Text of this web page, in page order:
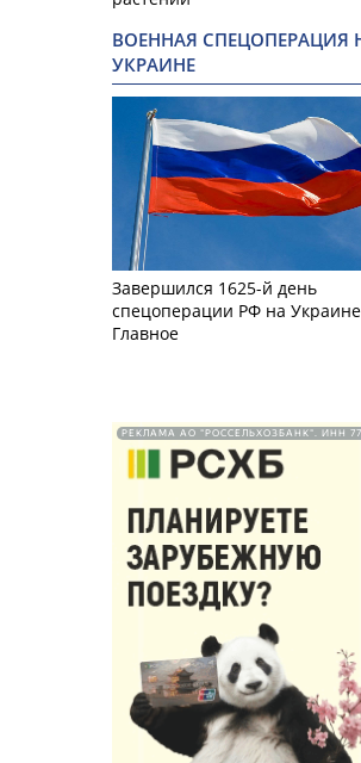
ВОЕННАЯ СПЕЦОПЕРАЦИЯ
УКРАИНЕ
Завершился 1625-й день
спецоперации РФ на
Главное
РЕКЛАМА АО "РОССЕЛЬХОЗБАНК". ИНН